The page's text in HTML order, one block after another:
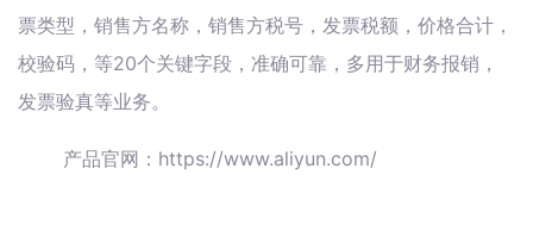
票类型，销售方名称，销售方税号，发票税额，价格合计，
校验码，等20个关键字段，准确可靠，多用于财务报销，
发票验真等业务。
产品官网：https://www.aliyun.com/